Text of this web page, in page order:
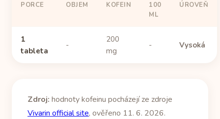
PORCE OBJEM KOFEIN
100
ML
ÚROVEŇ
1
tableta
-
200
mg
- Vysoká
Zdroj: hodnoty kofeinu pocházejí ze zdroje
Vivarin official site, ověřeno 11. 6. 2026.